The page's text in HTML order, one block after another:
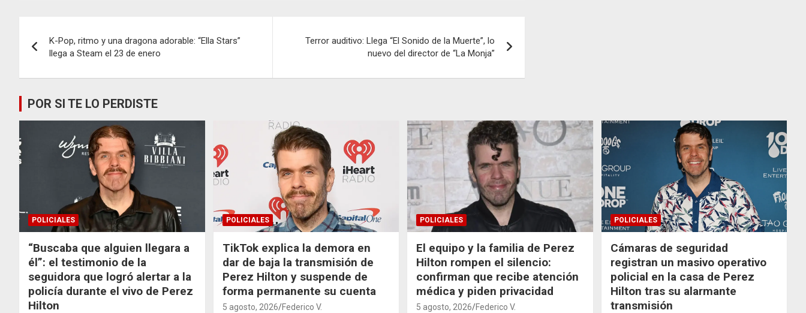
de
entradas
K-Pop, ritmo y una dragona adorable: “Ella Stars”
llega a Steam el 23 de enero
Terror auditivo: Llega “El Sonido de la Muerte”, lo
nuevo del director de “La Monja”
POR SI TE LO PERDISTE
POLICIALES
“Buscaba que alguien llegara a
él”: el testimonio de la
seguidora que logró alertar a la
policía durante el vivo de Perez
Hilton
POLICIALES
TikTok explica la demora en
dar de baja la transmisión de
Perez Hilton y suspende de
forma permanente su cuenta
5 agosto, 2026 Federico V.
POLICIALES
El equipo y la familia de Perez
Hilton rompen el silencio:
confirman que recibe atención
médica y piden privacidad
5 agosto, 2026 Federico V.
POLICIALES
Cámaras de seguridad
registran un masivo operativo
policial en la casa de Perez
Hilton tras su alarmante
transmisión